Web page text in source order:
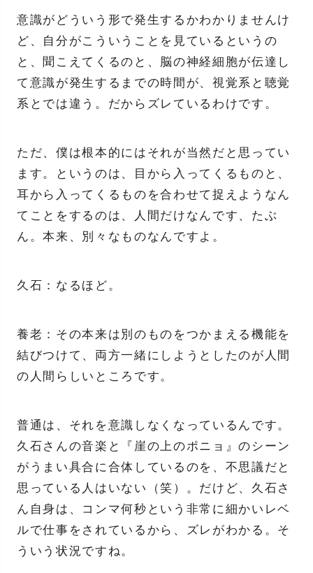
意識がどういう形で発生するかわかりませんけ
ど、自分がこういうことを見ているというの
と、聞こえてくるのと、脳の神経細胞が伝達し
て意識が発生するまでの時間が、視覚系と聴覚
系とでは違う。だからズレているわけです。
ただ、僕は根本的にはそれが当然だと思ってい
ます。というのは、目から入ってくるものと、
耳から入ってくるものを合わせて捉えようなん
てことをするのは、人間だけなんです、たぶ
ん。本来、別々なものなんですよ。
久石：なるほど。
養老：その本来は別のものをつかまえる機能を
結びつけて、両方一緒にしようとしたのが人間
の人間らしいところです。
普通は、それを意識しなくなっているんです。
久石さんの音楽と『崖の上のポニョ』のシーン
がうまい具合に合体しているのを、不思議だと
思っている人はいない（笑）。だけど、久石さ
ん自身は、コンマ何秒という非常に細かいレベ
ルで仕事をされているから、ズレがわかる。そ
ういう状況ですね。